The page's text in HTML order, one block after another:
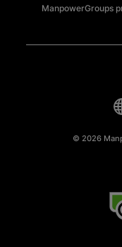
ManpowerGroups
© 2026